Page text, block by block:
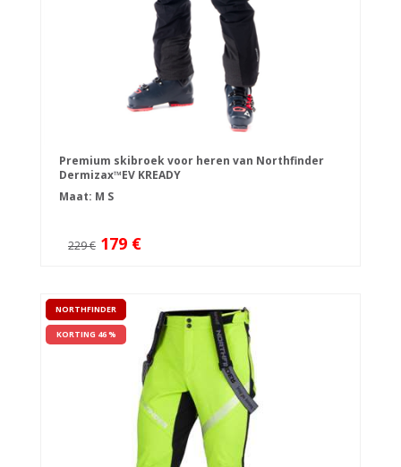
Premium skibroek voor heren van Northfinder
Dermizax™EV KREADY
Maat: M S
229 € 179 €
NORTHFINDER
KORTING 46 %